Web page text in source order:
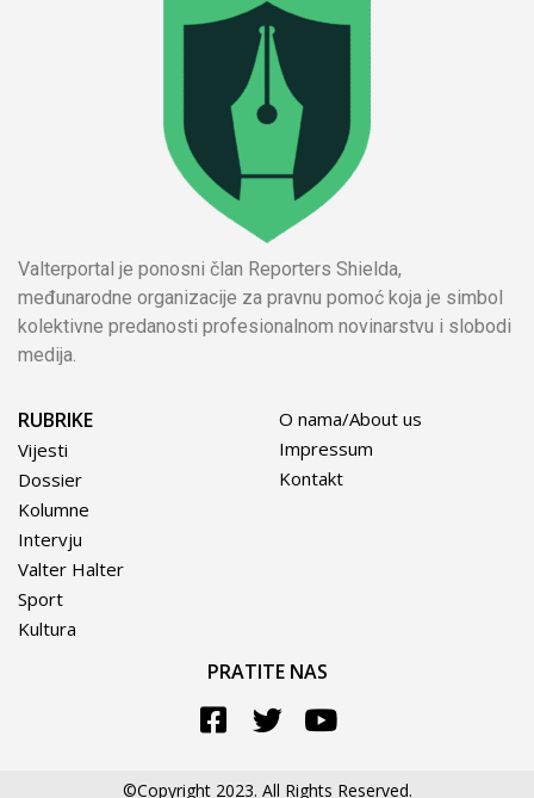
Valterportal je ponosni član Reporters Shielda,
međunarodne organizacije za pravnu pomoć koja je simbol
kolektivne predanosti profesionalnom novinarstvu i slobodi
medija.
RUBRIKE
Vijesti
Dossier
Kolumne
Intervju
Valter Halter
Sport
Kultura
O nama/About us
Impressum
Kontakt
PRATITE NAS
©Copyright 2023. All Rights Reserved.